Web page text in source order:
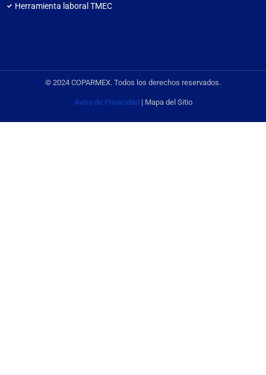
Herramienta laboral TMEC
© 2024 COPARMEX. Todos los derechos reservados.
Aviso de Privacidad| Mapa del Sitio